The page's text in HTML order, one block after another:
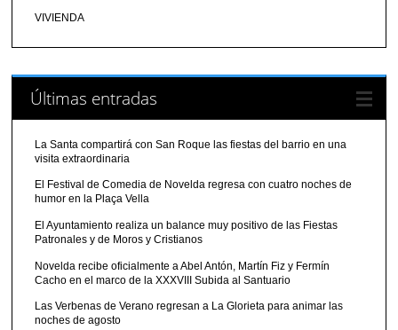
VIVIENDA
Últimas entradas
La Santa compartirá con San Roque las fiestas del barrio en una
visita extraordinaria
El Festival de Comedia de Novelda regresa con cuatro noches de
humor en la Plaça Vella
El Ayuntamiento realiza un balance muy positivo de las Fiestas
Patronales y de Moros y Cristianos
Novelda recibe oficialmente a Abel Antón, Martín Fiz y Fermín
Cacho en el marco de la XXXVIII Subida al Santuario
Las Verbenas de Verano regresan a La Glorieta para animar las
noches de agosto